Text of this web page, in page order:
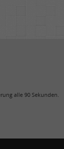
alle 90 Sekunden.